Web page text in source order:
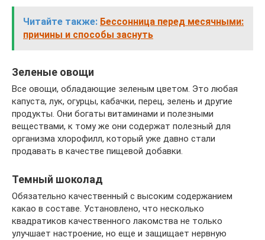
Читайте также: Бессонница перед месячными:
причины и способы заснуть
Зеленые овощи
Все овощи, обладающие зеленым цветом. Это любая
капуста, лук, огурцы, кабачки, перец, зелень и другие
продукты. Они богаты витаминами и полезными
веществами, к тому же они содержат полезный для
организма хлорофилл, который уже давно стали
продавать в качестве пищевой добавки.
Темный шоколад
Обязательно качественный с высоким содержанием
какао в составе. Установлено, что несколько
квадратиков качественного лакомства не только
улучшает настроение, но еще и защищает нервную